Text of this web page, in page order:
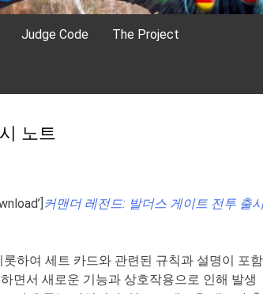
Judge Code The Project
노트
커맨더 레전드: 발더스 게이트 전투 출
하여 세트 카드와 관련된 규칙과 설명이 포함
면서 새로운 기능과 상호작용으로 인해 발생